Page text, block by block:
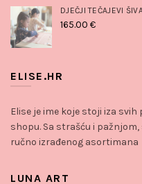
DJEČJI TEČAJEVI
165.00 €
ELISE.HR
Elise je ime koje stoji iza
shopu. Sa strašću i
ručno izrađenog asortimana
LUNA ART